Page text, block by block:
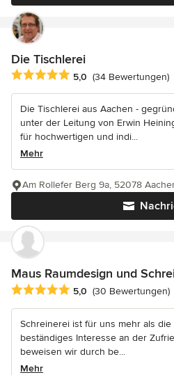
Die Tischlerei
Durchschnittliche Bewertung: 5
5,0 (34 Bewertungen)
Die Tischlerei aus Aachen -
unter der Leitung von Erwin
für hochwertigen und indi...
Mehr
Am Rollefer Berg 9a, 52078
Maus Raumdesign und
Durchschnittliche Bewertung: 5
5,0 (30 Bewertungen)
Schreinerei ist für uns mehr als
beständiges Interesse an der
beweisen wir durch be...
Mehr